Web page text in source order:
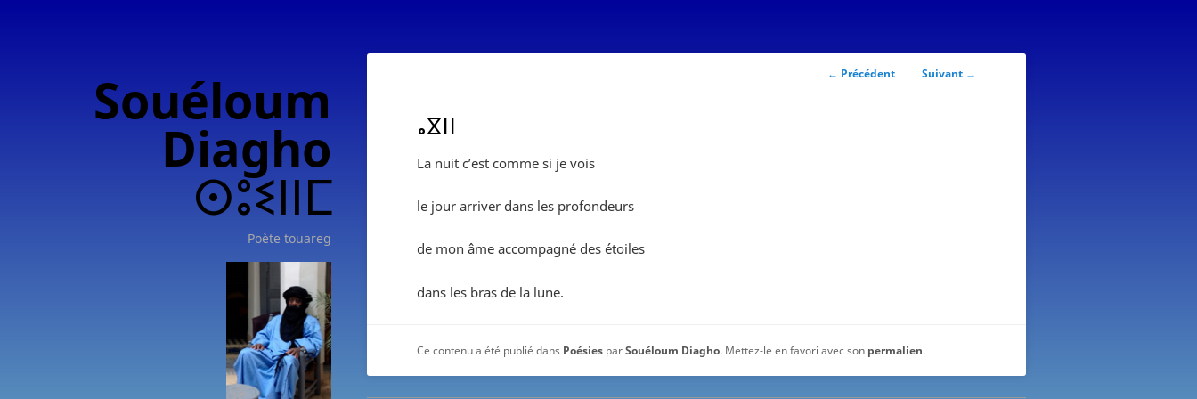
Souéloum
Diagho
ⵙⵓⵉⵏⵏⵎ
Poète touareg
Navigation
← Précédent Suivant →
ⴰⴵⵏⵏ
La nuit c’est comme si je vois
le jour arriver dans les profondeurs
de mon âme accompagné des étoiles
dans les bras de la lune.
Ce contenu a été publié dans Poésies parSouéloum Diagho. Mettez-le en favori avec son permalien.